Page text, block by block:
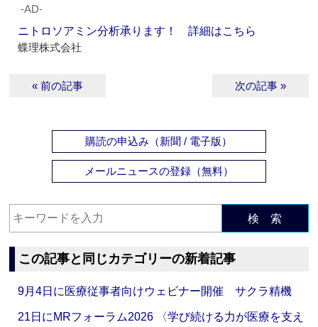
‐AD‐
ニトロソアミン分析承ります！ 詳細はこちら
蝶理株式会社
« 前の記事 次の記事 »
購読の申込み（新聞 / 電子版）
メールニュースの登録（無料）
検 索
この記事と同じカテゴリーの新着記事
9月4日に医療従事者向けウェビナー開催 サクラ精機
21日にMRフォーラム2026 〈学び続ける力が医療を支え